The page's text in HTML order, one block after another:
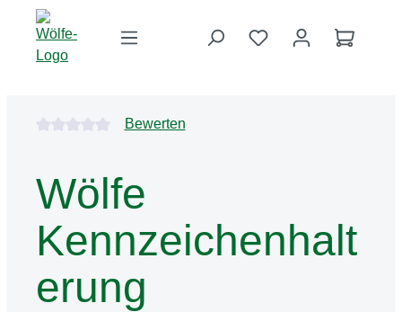
Zum Hauptinhalt springen
Du hast 0
Bildergalerie überspringen
Durchschnittliche Bewertung von 0 von 5 Sternen
Bewerten
Wölfe
Kennzeichenhalt
erung